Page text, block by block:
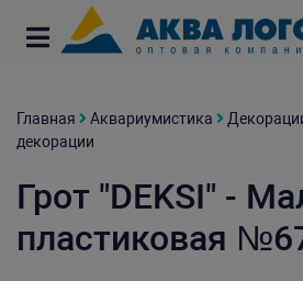
Главная Аквариумистика
декорации
Грот "DEKSI" -
пластиковая